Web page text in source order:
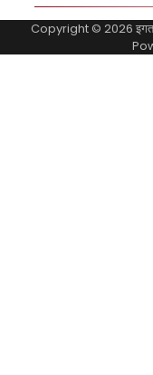
Copyright © 2026